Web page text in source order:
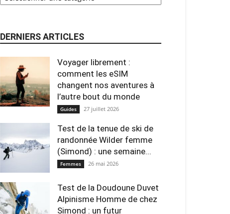
DERNIERS ARTICLES
Voyager librement :
comment les eSIM
changent nos aventures à
l’autre bout du monde
Guides 27 juillet 2026
Test de la tenue de ski de
randonnée Wilder femme
(Simond) : une semaine...
Femmes 26 mai 2026
Test de la Doudoune Duvet
Alpinisme Homme de chez
Simond : un futur